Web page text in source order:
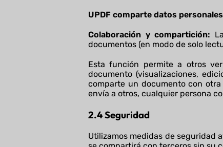
UPDF comparte datos
Colaboración y compartición:
documentos (en modo de solo
Esta función permite a otros
documento (visualizaciones,
comparte un documento con
envía a otros, cualquier persona
2.4 Seguridad
Utilizamos medidas de seguridad